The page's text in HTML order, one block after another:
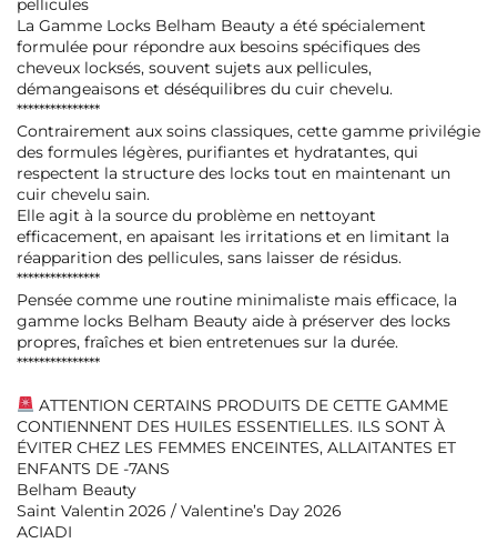
pellicules
La Gamme Locks Belham Beauty a été spécialement
formulée pour répondre aux besoins spécifiques des
cheveux locksés, souvent sujets aux pellicules,
démangeaisons et déséquilibres du cuir chevelu.
***************
Contrairement aux soins classiques, cette gamme privilégie
des formules légères, purifiantes et hydratantes, qui
respectent la structure des locks tout en maintenant un
cuir chevelu sain.
Elle agit à la source du problème en nettoyant
efficacement, en apaisant les irritations et en limitant la
réapparition des pellicules, sans laisser de résidus.
***************
Pensée comme une routine minimaliste mais efficace, la
gamme locks Belham Beauty aide à préserver des locks
propres, fraîches et bien entretenues sur la durée.
***************
ATTENTION CERTAINS PRODUITS DE CETTE GAMME
CONTIENNENT DES HUILES ESSENTIELLES. ILS SONT À
ÉVITER CHEZ LES FEMMES ENCEINTES, ALLAITANTES ET
ENFANTS DE -7ANS
Belham Beauty
Saint Valentin 2026 / Valentine’s Day 2026
ACIADI